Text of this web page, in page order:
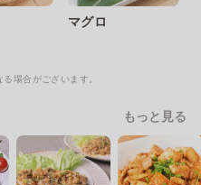
マグロ
場合がございます。
もっと見る